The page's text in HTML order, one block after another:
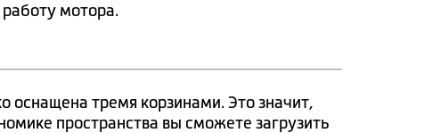
мотора.
оснащена тремя корзинами. Это значит,
пространства вы сможете загрузить